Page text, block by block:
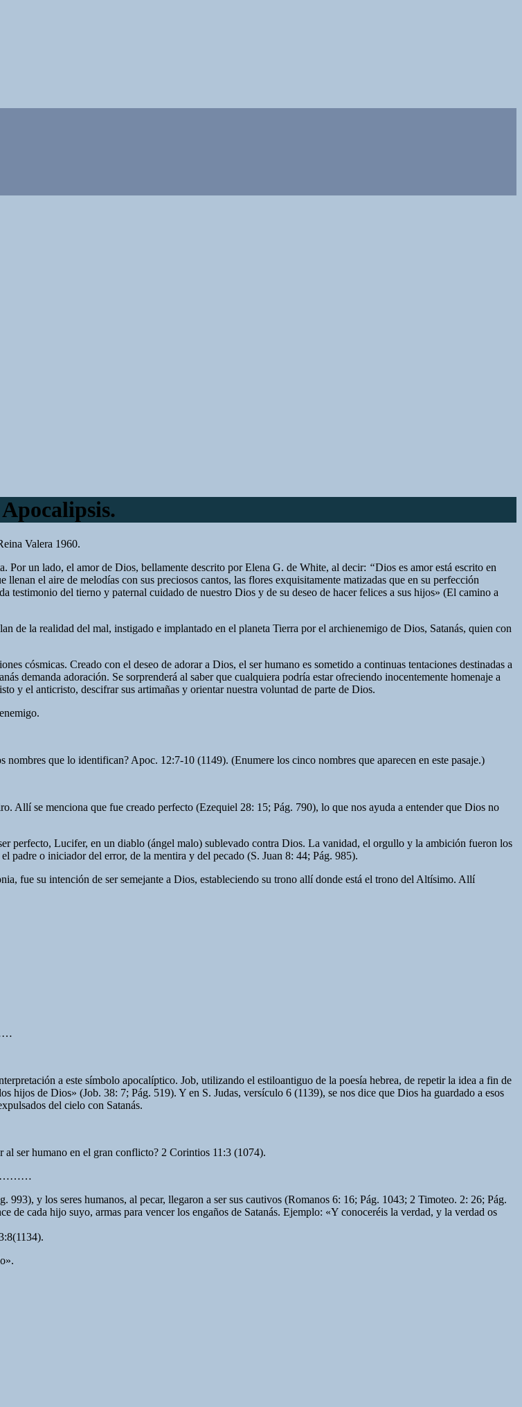
Valera 1960.
Por un lado, el amor de Dios, bellamente descrito por Elena G. de White, al decir: “Dios es amor está escrito en
el aire de melodías con sus preciosos cantos, las flores exquisitamente matizadas que en su perfección
del tierno y paternal cuidado de nuestro Dios y de su deseo de hacer felices a sus hijos» (El camino a
de la realidad del mal, instigado e implantado en el planeta Tierra por el archienemigo de Dios, Satanás, quien con
cósmicas. Creado con el deseo de adorar a Dios, el ser humano es sometido a continuas tentaciones destinadas a
demanda adoración. Se sorprenderá al saber que cualquiera podría estar ofreciendo inocentemente homenaje a
y el anticristo, descifrar sus artimañas y orientar nuestra voluntad de parte de Dios.
que lo identifican? Apoc. 12:7-10 (1149). (Enumere los cinco nombres que aparecen en este pasaje.)
Allí se menciona que fue creado perfecto (Ezequiel 28: 15; Pág. 790), lo que nos ayuda a entender que Dios no
perfecto, Lucifer, en un diablo (ángel malo) sublevado contra Dios. La vanidad, el orgullo y la ambición fueron los
padre o iniciador del error, de la mentira y del pecado (S. Juan 8: 44; Pág. 985).
fue su intención de ser semejante a Dios, estableciendo su trono allí donde está el trono del Altísimo. Allí
a este símbolo apocalíptico. Job, utilizando el estiloantiguo de la poesía hebrea, de repetir la idea a fin de
hijos de Dios» (Job. 38: 7; Pág. 519). Y en S. Judas, versículo 6 (1139), se nos dice que Dios ha guardado a esos
del cielo con Satanás.
al ser humano en el gran conflicto? 2 Corintios 11:3 (1074).
y los seres humanos, al pecar, llegaron a ser sus cautivos (Romanos 6: 16; Pág. 1043; 2 Timoteo. 2: 26; Pág.
de cada hijo suyo, armas para vencer los engaños de Satanás. Ejemplo: «Y conoceréis la verdad, y la verdad os